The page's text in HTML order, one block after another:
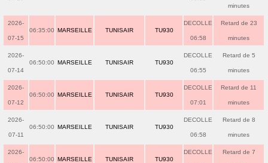
minutes
2026-
07-15
06:35:00 MARSEILLE TUNISAIR TU930
DECOLLE
06:58
Retard de 23
minutes
2026-
07-14
06:50:00 MARSEILLE TUNISAIR TU930
DECOLLE
06:55
Retard de 5
minutes
2026-
07-12
06:50:00 MARSEILLE TUNISAIR TU930
DECOLLE
07:01
Retard de 11
minutes
2026-
07-11
06:50:00 MARSEILLE TUNISAIR TU930
DECOLLE
06:58
Retard de 8
minutes
2026-
06:50:00 MARSEILLE TUNISAIR TU930
DECOLLE Retard de 7